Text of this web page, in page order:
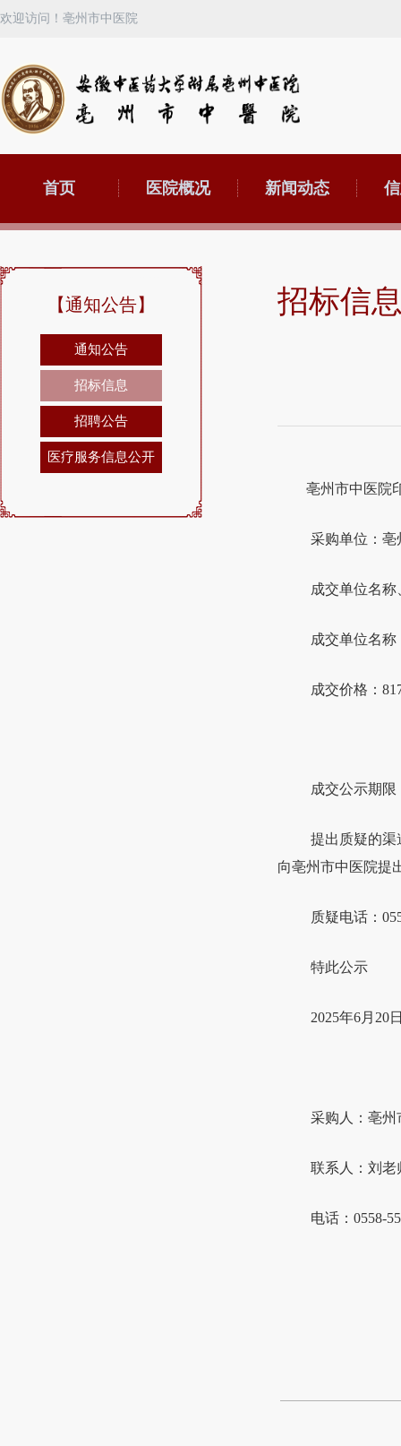
欢迎访问！亳州市中医院
首页 医院概况 新闻动态
【通知公告】
通知公告
招标信息
招聘公告
医疗服务信息公开
招标信
亳州市中医院
采购单位：亳
成交单位名
成交单位名称
成交价格：
成交公示期限
提出质疑的
向亳州市中医院提
质疑电话：
特此公示
2025年6月20
采购人：亳州
联系人：刘老
电话：0558-